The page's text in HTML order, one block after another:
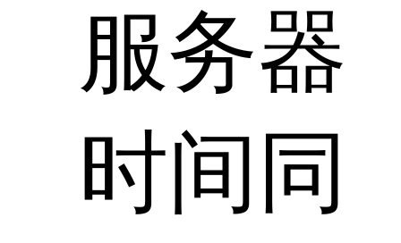
服务器
时间同